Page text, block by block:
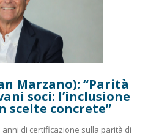
Marzano): “Parità
soci: l’inclusione
scelte concrete”
anni di certificazione sulla parità di